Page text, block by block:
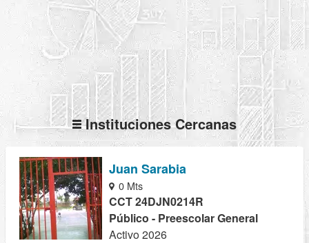
Instituciones Cercanas
Juan Sarabia
0 Mts
CCT 24DJN0214R
Público - Preescolar General
Activo 2026